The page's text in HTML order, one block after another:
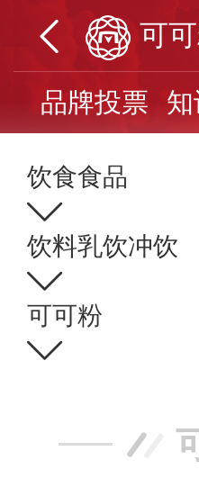
可
品牌投票
饮食食品
饮料乳饮冲饮
可可粉